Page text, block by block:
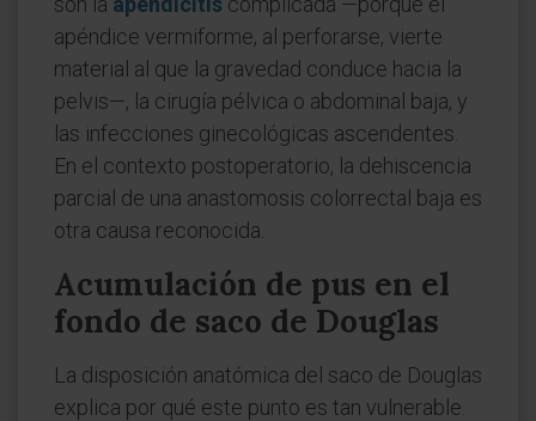
apéndice vermiforme, al perforarse, vierte
material al que la gravedad conduce hacia la
pelvis—, la cirugía pélvica o abdominal baja, y
las infecciones ginecológicas ascendentes.
En el contexto postoperatorio, la dehiscencia
parcial de una anastomosis colorrectal baja es
otra causa reconocida.
Acumulación de pus en el
fondo de saco de Douglas
La disposición anatómica del saco de Douglas
explica por qué este punto es tan vulnerable.